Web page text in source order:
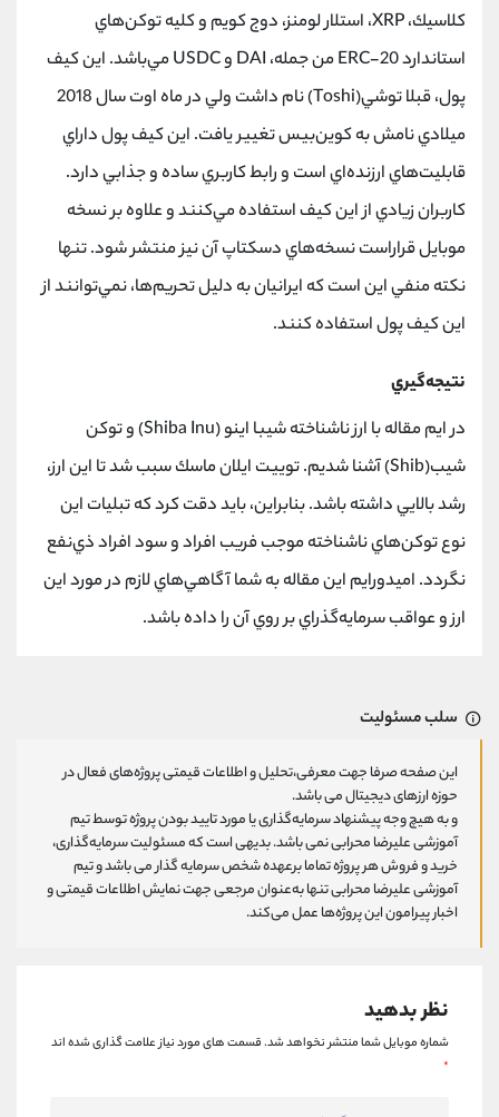
كلاسيك، XRP، استلار لومنز، دوج كويم و كليه توكن‌هاي
استاندارد ERC-20 من جمله، DAI و USDC مي‌باشد. اين كيف
پول، قبلا توشي(Toshi) نام داشت ولي در ماه اوت سال 2018
ميلادي نامش به كوين‌بيس تغيير يافت. اين كيف پول داراي
قابليت‌هاي ارزنده‌اي است و رابط كاربري ساده و جذابي دارد.
كاربران زيادي از اين كيف استفاده مي‌كنند و علاوه بر نسخه
موبايل قراراست نسخه‌هاي دسكتاپ آن نيز منتشر شود. تنها
نكته منفي اين است كه ايرانيان به دليل تحريم‌ها، نمي‌توانند از
اين كيف پول استفاده كنند.
نتيجه‌گيري
در ايم مقاله با ارز ناشناخته شيبا اينو (Shiba Inu) و توكن
شيب(Shib) آشنا شديم. توييت ايلان ماسك سبب شد تا اين ارز،
رشد بالايي داشته باشد. بنابراين، بايد دقت كرد كه تبليات اين
نوع توكن‌هاي ناشناخته موجب فريب افراد و سود افراد ذي‌نفع
نگردد. اميدورايم اين مقاله به شما آگاهي‌هاي لازم در مورد اين
ارز و عواقب سرمايه‌گذراي بر روي آن را داده باشد.
سلب مسئولیت
این صفحه صرفا جهت معرفی،تحلیل و اطلاعات قیمتی پروژه‌های فعال در
حوزه ارزهای دیجیتال می باشد.
و به هیچ وجه پیشنهاد سرمایه‌گذاری یا مورد تایید بودن پروژه توسط تیم
آموزشی علیرضا محرابی نمی باشد. بدیهی است که مسئولیت سرمایه‌گذاری،
خرید و فروش هر پروژه تماما برعهده شخص سرمایه گذار می باشد و تیم
آموزشی علیرضا محرابی تنها به‌عنوان مرجعی جهت نمایش اطلاعات قیمتی و
اخبار پیرامون این پروژه‌‌ها عمل می‌کند.
نظر بدهید
شماره موبایل شما منتشر نخواهد شد.قسمت های مورد نیاز علامت گذاری شده اند
*